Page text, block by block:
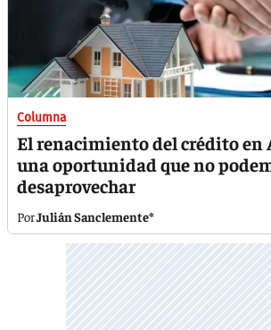
Columna
El renacimiento del crédito en
una oportunidad que no
desaprovechar
Julián Sanclemente*